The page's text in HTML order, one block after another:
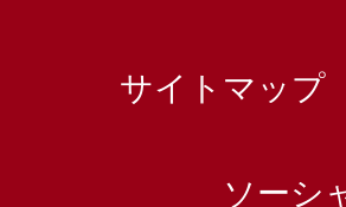
サイトマップ
ソーシ